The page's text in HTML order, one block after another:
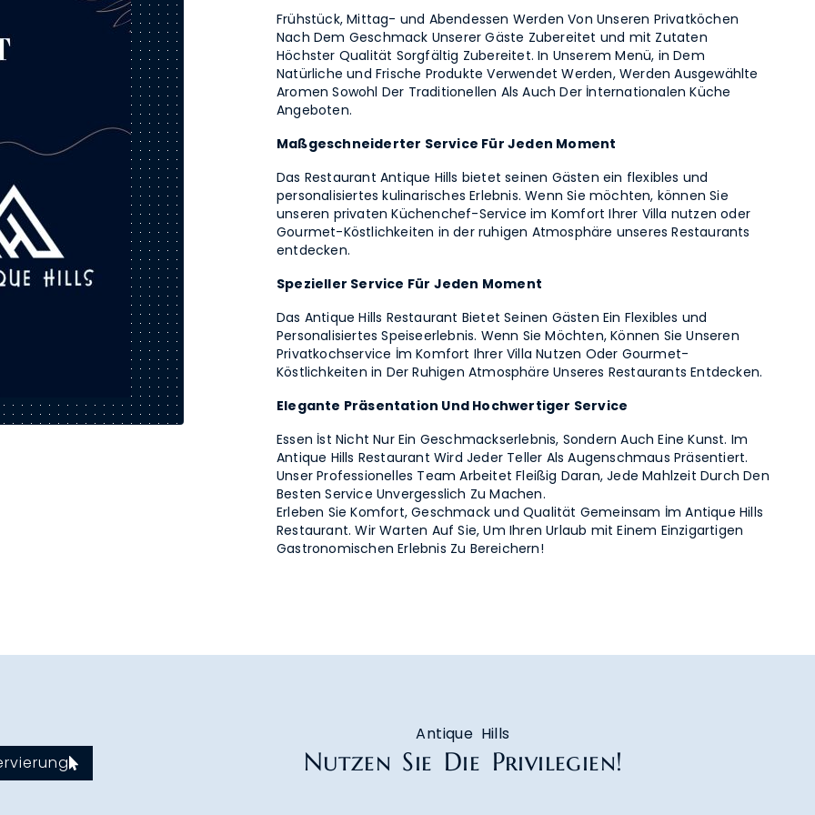
Frühstück, Mittag- und Abendessen Werden Von Unseren Privatköchen
Nach Dem Geschmack Unserer Gäste Zubereitet und mit Zutaten
Höchster Qualität Sorgfältig Zubereitet. In Unserem Menü, in Dem
Natürliche und Frische Produkte Verwendet Werden, Werden Ausgewählte
Aromen Sowohl Der Traditionellen Als Auch Der İnternationalen Küche
Angeboten.
Maßgeschneiderter Service Für Jeden Moment
Das Restaurant Antique Hills bietet seinen Gästen ein flexibles und
personalisiertes kulinarisches Erlebnis. Wenn Sie möchten, können Sie
unseren privaten Küchenchef-Service im Komfort Ihrer Villa nutzen oder
Gourmet-Köstlichkeiten in der ruhigen Atmosphäre unseres Restaurants
entdecken.
Spezieller Service Für Jeden Moment
Das Antique Hills Restaurant Bietet Seinen Gästen Ein Flexibles und
Personalisiertes Speiseerlebnis. Wenn Sie Möchten, Können Sie Unseren
Privatkochservice İm Komfort Ihrer Villa Nutzen Oder Gourmet-
Köstlichkeiten in Der Ruhigen Atmosphäre Unseres Restaurants Entdecken.
Elegante Präsentation Und Hochwertiger Service
Essen İst Nicht Nur Ein Geschmackserlebnis, Sondern Auch Eine Kunst. Im
Antique Hills Restaurant Wird Jeder Teller Als Augenschmaus Präsentiert.
Unser Professionelles Team Arbeitet Fleißig Daran, Jede Mahlzeit Durch Den
Besten Service Unvergesslich Zu Machen.
Erleben Sie Komfort, Geschmack und Qualität Gemeinsam İm Antique Hills
Restaurant. Wir Warten Auf Sie, Um Ihren Urlaub mit Einem Einzigartigen
Gastronomischen Erlebnis Zu Bereichern!
Antique Hills
Nutzen Sie Die Privilegien!